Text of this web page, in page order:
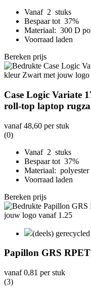
Vanaf 2 stuks
Bespaar tot 37%
Materiaal: 300 D
Voorraad laden
Bereken prijs
Case Logic Variate
roll-top laptop
vanaf48,60 per stuk
(0)
Vanaf 2 stuks
Bespaar tot 37%
Materiaal: polyester
Voorraad laden
Bereken prijs
(deels)
Papillon GRS
vanaf0,81 per stuk
(3)